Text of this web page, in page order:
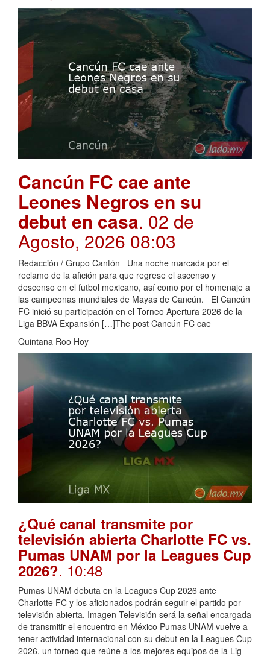
Cancún FC cae ante
Leones Negros en su
debut en casa. 02 de
Agosto, 2026 08:03
Redacción / Grupo Cantón Una noche marcada por el
reclamo de la afición para que regrese el ascenso y
descenso en el futbol mexicano, así como por el homenaje a
las campeonas mundiales de Mayas de Cancún. El Cancún
FC inició su participación en el Torneo Apertura 2026 de la
Liga BBVA Expansión […]The post Cancún FC cae
Quintana Roo Hoy
¿Qué canal transmite por
televisión abierta Charlotte FC vs.
Pumas UNAM por la Leagues Cup
2026?. 10:48
Pumas UNAM debuta en la Leagues Cup 2026 ante
Charlotte FC y los aficionados podrán seguir el partido por
televisión abierta. Imagen Televisión será la señal encargada
de transmitir el encuentro en México Pumas UNAM vuelve a
tener actividad internacional con su debut en la Leagues Cup
2026, un torneo que reúne a los mejores equipos de la Lig